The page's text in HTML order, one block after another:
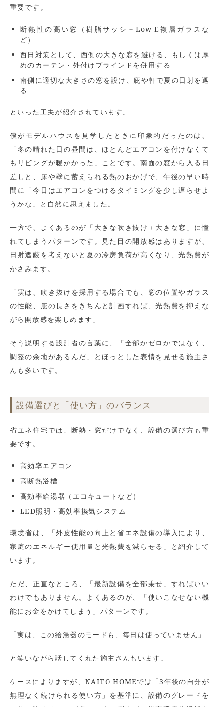
重要です。
断熱性の高い窓（樹脂サッシ＋Low-E複層ガラスな
ど）
西日対策として、西側の大きな窓を避ける、もしくは厚
めのカーテン・外付けブラインドを併用する
南側に適切な大きさの窓を設け、庇や軒で夏の日射を遮
る
といった工夫が紹介されています。
僕がモデルハウスを見学したときに印象的だったのは、
「冬の晴れた日の昼間は、ほとんどエアコンを付けなくて
もリビングが暖かかった」ことです。南面の窓から入る日
差しと、床や壁に蓄えられる熱のおかげで、午後の早い時
間に「今日はエアコンをつけるタイミングを少し遅らせよ
うかな」と自然に思えました。
一方で、よくあるのが「大きな吹き抜け＋大きな窓」に憧
れてしまうパターンです。見た目の開放感はありますが、
日射遮蔽を考えないと夏の冷房負荷が高くなり、光熱費が
かさみます。
「実は、吹き抜けを採用する場合でも、窓の位置やガラス
の性能、庇の長さをきちんと計画すれば、光熱費を抑えな
がら開放感を楽しめます」
そう説明する設計者の言葉に、「全部かゼロかではなく、
調整の余地があるんだ」とほっとした表情を見せる施主さ
んも多いです。
設備選びと「使い方」のバランス
省エネ住宅では、断熱・窓だけでなく、設備の選び方も重
要です。
高効率エアコン
高断熱浴槽
高効率給湯器（エコキュートなど）
LED照明・高効率換気システム
環境省は、「外皮性能の向上と省エネ設備の導入により、
家庭のエネルギー使用量と光熱費を減らせる」と紹介して
います。
ただ、正直なところ、「最新設備を全部乗せ」すればいい
わけでもありません。よくあるのが、「使いこなせない機
能にお金をかけてしまう」パターンです。
「実は、この給湯器のモードも、毎日は使っていません」
と笑いながら話してくれた施主さんもいます。
ケースによりますが、NAITO HOMEでは「3年後の自分が
無理なく続けられる使い方」を基準に、設備のグレードを